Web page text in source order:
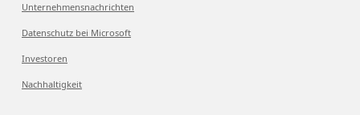
Unternehmensnachrichten
Datenschutz bei Microsoft
Investoren
Nachhaltigkeit